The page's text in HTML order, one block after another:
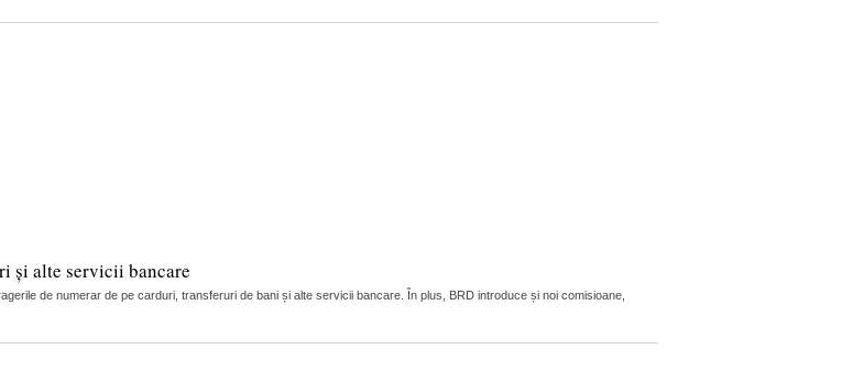
și alte servicii bancare
de numerar de pe carduri, transferuri de bani și alte servicii bancare. În plus, BRD introduce și noi comisioane,